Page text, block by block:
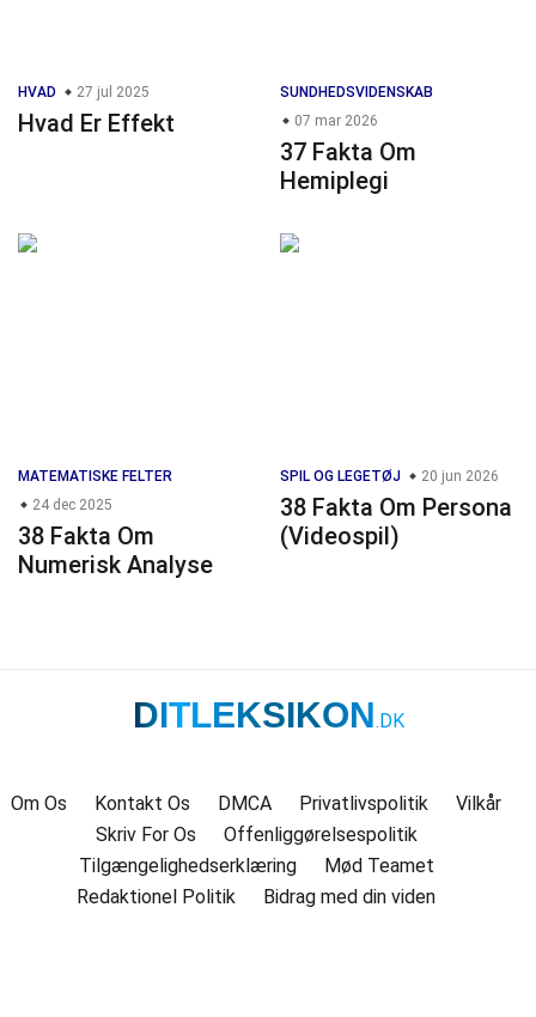
HVAD 27 jul 2025
Hvad Er Effekt
SUNDHEDSVIDENSKAB
07 mar 2026
37 Fakta Om
Hemiplegi
MATEMATISKE FELTER
24 dec 2025
38 Fakta Om
Numerisk Analyse
SPIL OG LEGETØJ 20 jun 2026
38 Fakta Om Persona
(Videospil)
DITLEKSIKON.DK
Om Os Kontakt Os DMCA Privatlivspolitik
Vilkår
Skriv For Os
Offenliggørelsespolitik
Tilgængelighedserklæring
Mød Teamet
Redaktionel Politik
Bidrag med din viden